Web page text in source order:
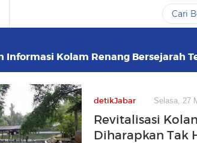
Informasi Kolam Renang Bersejarah
detikJabar Selasa, 27
Revitalisasi
Diharapkan Tak